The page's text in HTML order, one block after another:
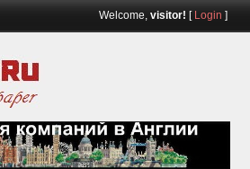
Welcome, visitor! [ Login ]